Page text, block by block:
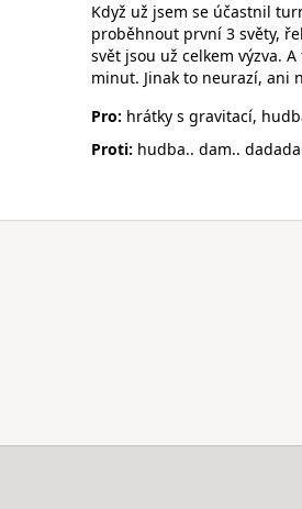
Když už jsem se účastnil
proběhnout první 3 světy,
svět jsou už celkem výzva.
minut. Jinak to neurazí, ani
Pro: hrátky s gravitací,
Proti: hudba.. dam..